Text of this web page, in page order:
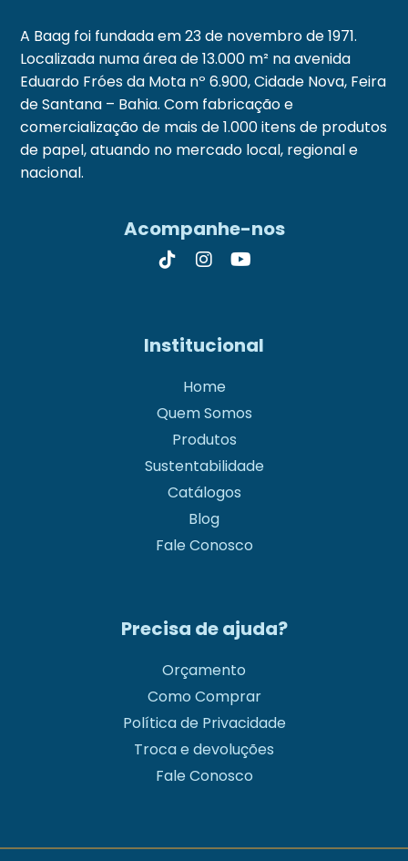
A Baag foi fundada em 23 de novembro de 1971.
Localizada numa área de 13.000 m² na avenida
Eduardo Fróes da Mota nº 6.900, Cidade Nova, Feira
de Santana – Bahia. Com fabricação e
comercialização de mais de 1.000 itens de produtos
de papel, atuando no mercado local, regional e
nacional.
Acompanhe-nos
Institucional
Home
Quem Somos
Produtos
Sustentabilidade
Catálogos
Blog
Fale Conosco
Precisa de ajuda?
Orçamento
Como Comprar
Política de Privacidade
Troca e devoluções
Fale Conosco